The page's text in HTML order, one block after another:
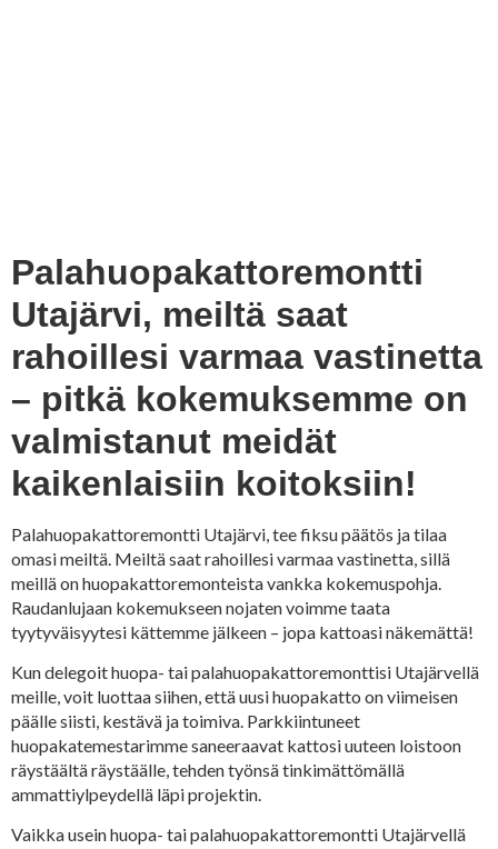
Palahuopakattoremontti
Utajärvi, meiltä saat
rahoillesi varmaa vastinetta
– pitkä kokemuksemme on
valmistanut meidät
kaikenlaisiin koitoksiin!
Palahuopakattoremontti Utajärvi, tee fiksu päätös ja tilaa
omasi meiltä. Meiltä saat rahoillesi varmaa vastinetta, sillä
meillä on huopakattoremonteista vankka kokemuspohja.
Raudanlujaan kokemukseen nojaten voimme taata
tyytyväisyytesi kättemme jälkeen – jopa kattoasi näkemättä!
Kun delegoit huopa- tai palahuopakattoremonttisi Utajärvellä
meille, voit luottaa siihen, että uusi huopakatto on viimeisen
päälle siisti, kestävä ja toimiva. Parkkiintuneet
huopakatemestarimme saneeraavat kattosi uuteen loistoon
räystäältä räystäälle, tehden työnsä tinkimättömällä
ammattiylpeydellä läpi projektin.
Vaikka usein huopa- tai palahuopakattoremontti Utajärvellä